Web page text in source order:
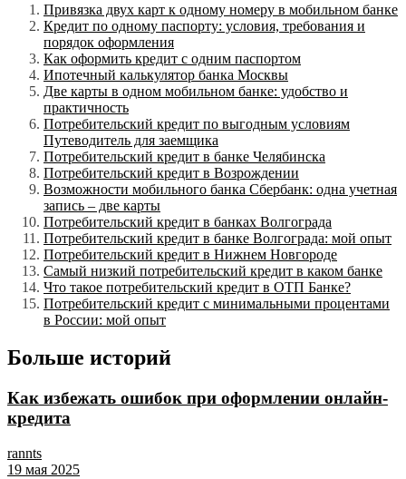
Привязка двух карт к одному номеру в мобильном банке
Кредит по одному паспорту: условия, требования и
порядок оформления
Как оформить кредит с одним паспортом
Ипотечный калькулятор банка Москвы
Две карты в одном мобильном банке: удобство и
практичность
Потребительский кредит по выгодным условиям
Путеводитель для заемщика
Потребительский кредит в банке Челябинска
Потребительский кредит в Возрождении
Возможности мобильного банка Сбербанк: одна учетная
запись – две карты
Потребительский кредит в банках Волгограда
Потребительский кредит в банке Волгограда: мой опыт
Потребительский кредит в Нижнем Новгороде
Самый низкий потребительский кредит в каком банке
Что такое потребительский кредит в ОТП Банке?
Потребительский кредит с минимальными процентами
в России: мой опыт
Больше историй
Как избежать ошибок при оформлении онлайн-
кредита
rannts
19 мая 2025